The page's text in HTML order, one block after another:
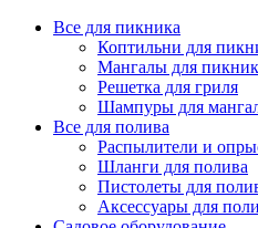
Все для пикника
Коптильни для
Мангалы для
Решетка для гриля
Шампуры для
Все для полива
Распылители и
Шланги для полива
Пистолеты для
Аксессуары для